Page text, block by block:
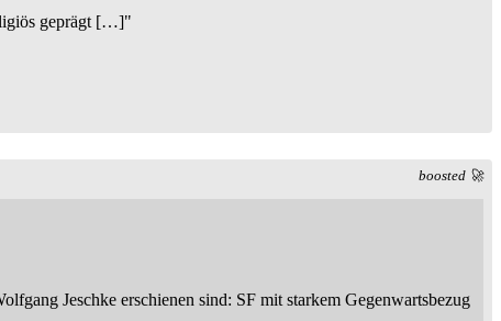
geprägt […]"
boosted 🚀
Jeschke erschienen sind: SF mit starkem Gegenwartsbezug